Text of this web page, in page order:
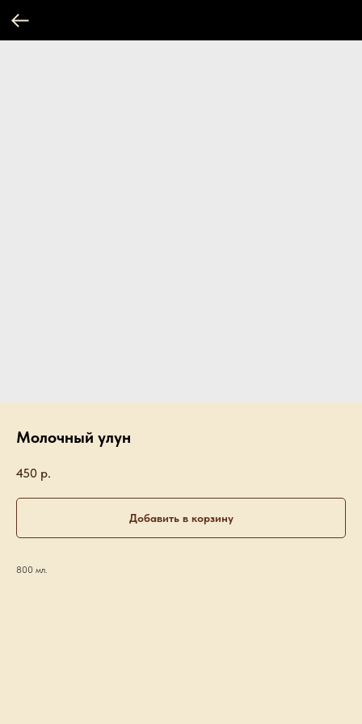
Молочный улун
450 р.
Добавить в корзину
800 мл.